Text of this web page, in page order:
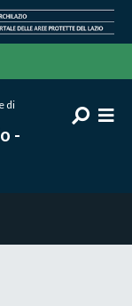
di
-